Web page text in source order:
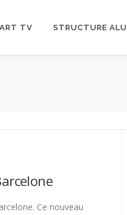
TV STRUCTURE ALU
Ce nouveau